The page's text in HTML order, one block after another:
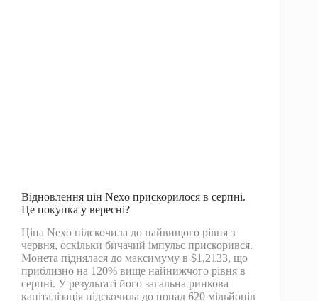
Відновлення цін Nexo прискорилося в серпні.
Це покупка у вересні?
Ціна Nexo підскочила до найвищого рівня з
червня, оскільки бичачий імпульс прискорився.
Монета піднялася до максимуму в $1,2133, що
приблизно на 120% вище найнижчого рівня в
серпні. У результаті його загальна ринкова
капіталізація підскочила до понад 620 мільйонів